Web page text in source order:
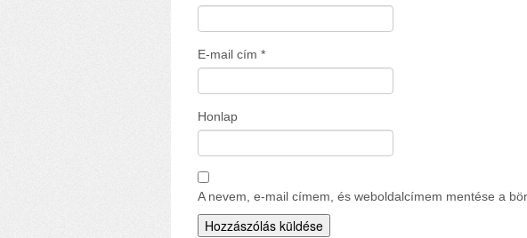
E-mail cím *
Honlap
A nevem, e-mail címem, és weboldalcímem mentése a